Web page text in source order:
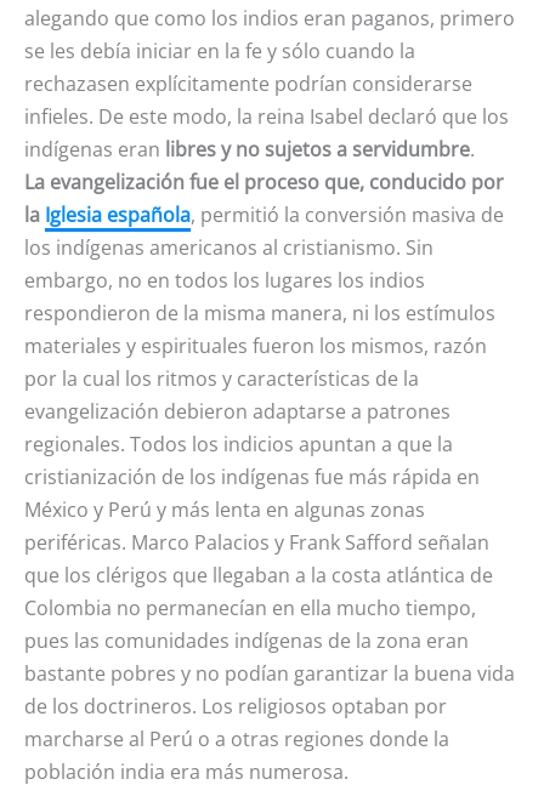
alegando que como los indios eran paganos, primero
se les debía iniciar en la fe y sólo cuando la
rechazasen explícitamente podrían considerarse
infieles. De este modo, la reina Isabel declaró que los
indígenas eran libres y no sujetos a servidumbre.
La evangelización fue el proceso que, conducido por
la Iglesia española, permitió la conversión masiva de
los indígenas americanos al cristianismo. Sin
embargo, no en todos los lugares los indios
respondieron de la misma manera, ni los estímulos
materiales y espirituales fueron los mismos, razón
por la cual los ritmos y características de la
evangelización debieron adaptarse a patrones
regionales. Todos los indicios apuntan a que la
cristianización de los indígenas fue más rápida en
México y Perú y más lenta en algunas zonas
periféricas. Marco Palacios y Frank Safford señalan
que los clérigos que llegaban a la costa atlántica de
Colombia no permanecían en ella mucho tiempo,
pues las comunidades indígenas de la zona eran
bastante pobres y no podían garantizar la buena vida
de los doctrineros. Los religiosos optaban por
marcharse al Perú o a otras regiones donde la
población india era más numerosa.